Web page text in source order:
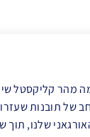
מהר קליקסטל
של תובנות
שלנו,